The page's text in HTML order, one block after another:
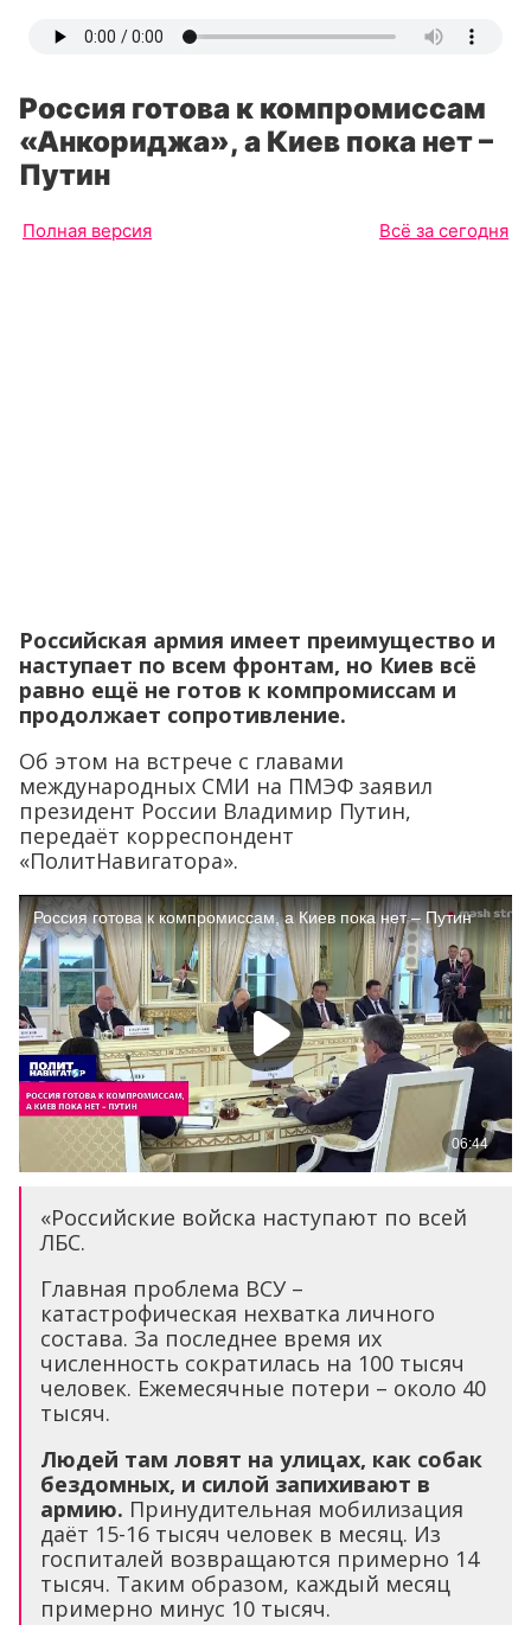
Россия готова к компромиссам
«Анкориджа», а Киев пока нет –
Путин
Полная версия Всё за сегодня
Российская армия имеет преимущество и
наступает по всем фронтам, но Киев всё
равно ещё не готов к компромиссам и
продолжает сопротивление.
Об этом на встрече с главами
международных СМИ на ПМЭФ заявил
президент России Владимир Путин,
передаёт корреспондент
«ПолитНавигатора».
«Российские войска наступают по всей
ЛБС.
Главная проблема ВСУ –
катастрофическая нехватка личного
состава. За последнее время их
численность сократилась на 100 тысяч
человек. Ежемесячные потери – около 40
тысяч.
Людей там ловят на улицах, как собак
бездомных, и силой запихивают в
армию. Принудительная мобилизация
даёт 15-16 тысяч человек в месяц. Из
госпиталей возвращаются примерно 14
тысяч. Таким образом, каждый месяц
примерно минус 10 тысяч.